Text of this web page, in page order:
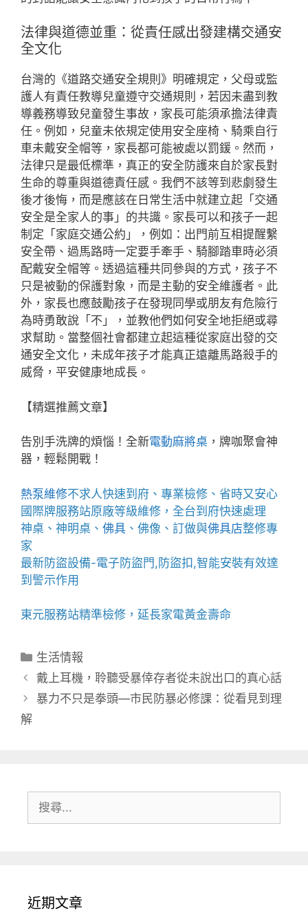
法律與道德並重：從責任感出發建構交通安
全文化
台灣的《道路交通安全規則》明確規定，父母或監
護人有責任教導兒童遵守交通規則，若因未盡到教
導義務導致兒童發生事故，家長可能須承擔法律責
任。例如，兒童未依規定使用安全座椅、騎乘自行
車未戴安全帽等，家長都可能被處以罰鍰。然而，
法律只是最低標準，真正的安全防護來自於家長對
生命的尊重與道德責任感。我們不該等到悲劇發生
後才後悔，而是應該在日常生活中就建立起「交通
安全是全家人的事」的共識。家長可以和孩子一起
制定「家庭交通公約」，例如：出門前互相提醒繫
安全帶、過馬路時一定要手牽手、騎腳踏車時必須
配戴安全帽等。透過這種共同參與的方式，孩子不
只是被動的保護對象，而是主動的安全維護者。此
外，家長也應鼓勵孩子在發現同學或朋友有危險行
為時勇敢說「不」，並教他們如何安全地拒絕或尋
求幫助。當整個社會都建立起這種從家庭出發的交
通安全文化，未成年孩子才能真正遠離馬路殺手的
威脅，平安健康地成長。
【精選推薦文章】
告別手洗牌的煩惱！全新電動麻將桌 ，牌咖聚會神
器，輕鬆開戰！
熱泵維修不求人快速到府、專業檢修、省時又安心
國際牌服務站原廠等級維修，全台到府快速處理
神桌、 神明桌 、 佛具 、佛像、訂做與佛具店整修專
家
最新防盜設備-電子防盜門 ,防盜扣,智能安裝有效達
到警示作用
東元服務站精準檢修，延長家電黃金壽命
分
類
生活情報
戴上耳機，聆聽受暴倖存者從未說出口的真心話
暴力不只是拳頭—市民防暴必修課：從看見到理
解
尋:
近期文章